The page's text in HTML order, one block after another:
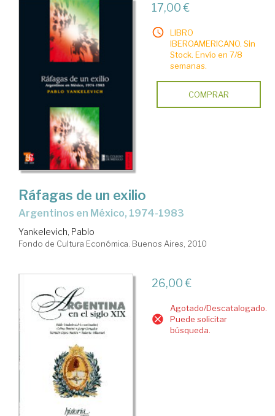
17,00 €
LIBRO
IBEROAMERICANO. Sin
Stock. Envío en 7/8
semanas.
COMPRAR
Ráfagas de un exilio
argentinos en México, 1974-1983
Yankelevich, Pablo
Fondo de Cultura Económica. Buenos Aires, 2010
26,00 €
Agotado/Descatalogado.
Puede solicitar
búsqueda.